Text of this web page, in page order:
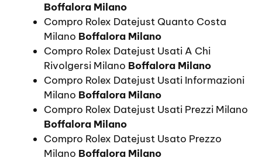
Boffalora Milano
Compro Rolex Datejust Quanto Costa
Milano Boffalora Milano
Compro Rolex Datejust Usati A Chi
Rivolgersi Milano Boffalora Milano
Compro Rolex Datejust Usati Informazioni
Milano Boffalora Milano
Compro Rolex Datejust Usati Prezzi Milano
Boffalora Milano
Compro Rolex Datejust Usato Prezzo
Milano Boffalora Milano